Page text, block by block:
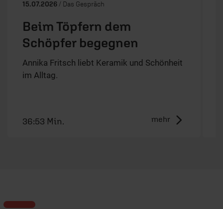
15.07.2026 / Das Gespräch
Beim Töpfern dem
Schöpfer begegnen
Annika Fritsch liebt Keramik und Schönheit
im Alltag.
mehr
36:53 Min.